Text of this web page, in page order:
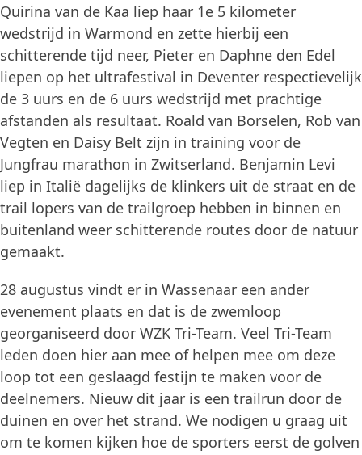
Quirina van de Kaa liep haar 1e 5 kilometer
wedstrijd in Warmond en zette hierbij een
schitterende tijd neer, Pieter en Daphne den Edel
liepen op het ultrafestival in Deventer respectievelijk
de 3 uurs en de 6 uurs wedstrijd met prachtige
afstanden als resultaat. Roald van Borselen, Rob van
Vegten en Daisy Belt zijn in training voor de
Jungfrau marathon in Zwitserland. Benjamin Levi
liep in Italië dagelijks de klinkers uit de straat en de
trail lopers van de trailgroep hebben in binnen en
buitenland weer schitterende routes door de natuur
gemaakt.
28 augustus vindt er in Wassenaar een ander
evenement plaats en dat is de zwemloop
georganiseerd door WZK Tri-Team. Veel Tri-Team
leden doen hier aan mee of helpen mee om deze
loop tot een geslaagd festijn te maken voor de
deelnemers. Nieuw dit jaar is een trailrun door de
duinen en over het strand. We nodigen u graag uit
om te komen kijken hoe de sporters eerst de golven